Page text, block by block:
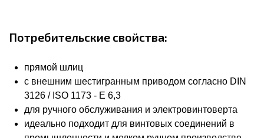
Потребительские свойства:
прямой шлиц
с внешним шестигранным приводом согласно DIN
3126 / ISO 1173 - E 6,3
для ручного обслуживания и электровинтоверта
идеально подходит для винтовых соединений в